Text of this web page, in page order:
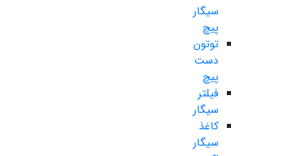
سیگار
پیچ
توتون
دست
پیچ
فیلتر
سیگار
کاغذ
سیگار